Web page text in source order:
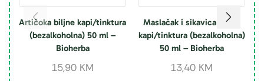
Artičoka biljne kapi/tinktura
(bezalkoholna) 50 ml –
Bioherba
15,90 KM
Maslačak i sikavica biljne
kapi/tinktura (bezalkoholna)
50 ml – Bioherba
13,40 KM